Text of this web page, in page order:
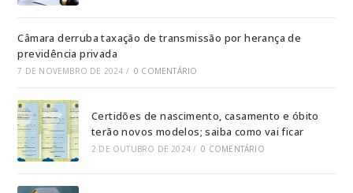
Câmara derruba taxação de transmissão por herança de
previdência privada
7 DE NOVEMBRO DE 2024 / 0 COMENTÁRIO
Certidões de nascimento, casamento e óbito
terão novos modelos; saiba como vai ficar
2 DE OUTUBRO DE 2024 / 0 COMENTÁRIO